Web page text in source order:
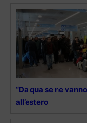
“Da qua se ne
all’estero